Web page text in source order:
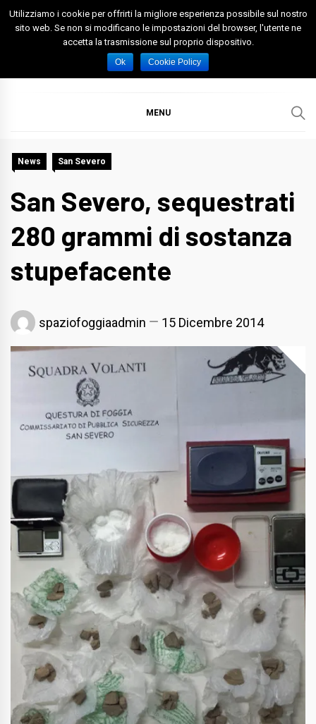
Skip
Spazio Foggia
Foggia News Calcio Eventi e Attività nella Capitanata
MENU
News San Severo
San Severo, sequestrati
280 grammi di sostanza
stupefacente
spaziofoggiaadmin 15 Dicembre 2014
Utilizziamo i cookie per offrirti la migliore esperienza possibile sul nostro
sito web. Se non si modificano le impostazioni del browser, l'utente ne
accetta la trasmissione sul proprio dispositivo.
Ok Cookie Policy